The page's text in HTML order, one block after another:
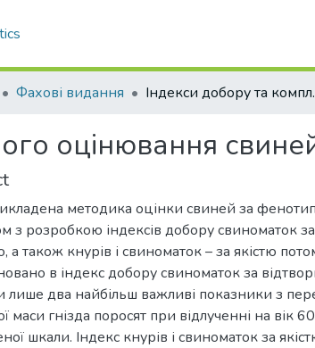
Фахові видання Індекси
оцінювання
методика оцінки свиней за
з розробкою індексів добору свиноматок
а також кнурів і свиноматок – за якістю
в індекс добору свиноматок за
лише два найбільш важливі показники з
маси гнізда поросят при відлученні на вік
шкали. Індекс кнурів і свиноматок за